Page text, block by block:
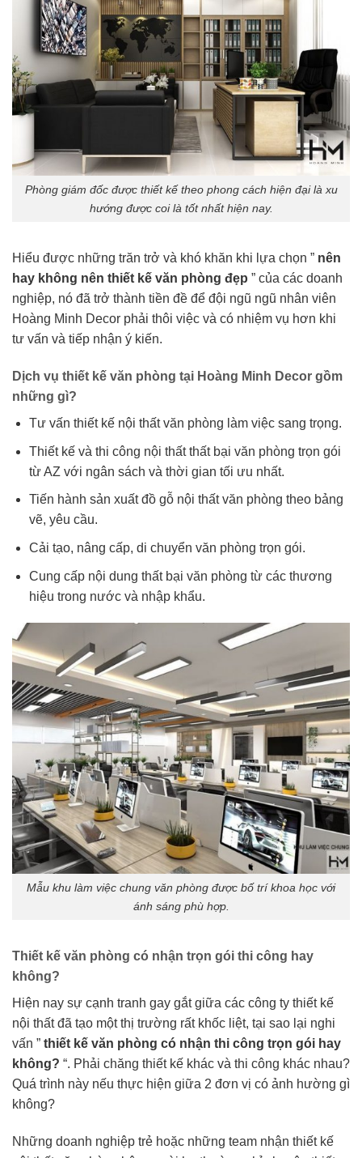
Phòng giám đốc được thiết kế theo phong cách hiện đại là xu
hướng được coi là tốt nhất hiện nay.
Hiểu được những trăn trở và khó khăn khi lựa chọn ” nên
hay không nên thiết kế văn phòng đẹp ” của các doanh
nghiệp, nó đã trở thành tiền đề để đội ngũ ngũ nhân viên
Hoàng Minh Decor phải thôi việc và có nhiệm vụ hơn khi
tư vấn và tiếp nhận ý kiến.
Dịch vụ thiết kế văn phòng tại Hoàng Minh Decor gồm
những gì?
Tư vấn thiết kế nội thất văn phòng làm việc sang trọng.
Thiết kế và thi công nội thất thất bại văn phòng trọn gói
từ AZ với ngân sách và thời gian tối ưu nhất.
Tiến hành sản xuất đồ gỗ nội thất văn phòng theo bảng
vẽ, yêu cầu.
Cải tạo, nâng cấp, di chuyển văn phòng trọn gói.
Cung cấp nội dung thất bại văn phòng từ các thương
hiệu trong nước và nhập khẩu.
Mẫu khu làm việc chung văn phòng được bố trí khoa học với
ánh sáng phù hợp.
Thiết kế văn phòng có nhận trọn gói thi công hay
không?
Hiện nay sự cạnh tranh gay gắt giữa các công ty thiết kế
nội thất đã tạo một thị trường rất khốc liệt, tại sao lại nghi
vấn ” thiết kế văn phòng có nhận thi công trọn gói hay
không? “. Phải chăng thiết kế khác và thi công khác nhau?
Quá trình này nếu thực hiện giữa 2 đơn vị có ảnh hường gì
không?
Những doanh nghiệp trẻ hoặc những team nhận thiết kế